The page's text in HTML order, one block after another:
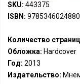
SKU: 443375
ISBN: 9785346024880
Количество
Обложка: Hardcover
Год: 2013
Издательство: